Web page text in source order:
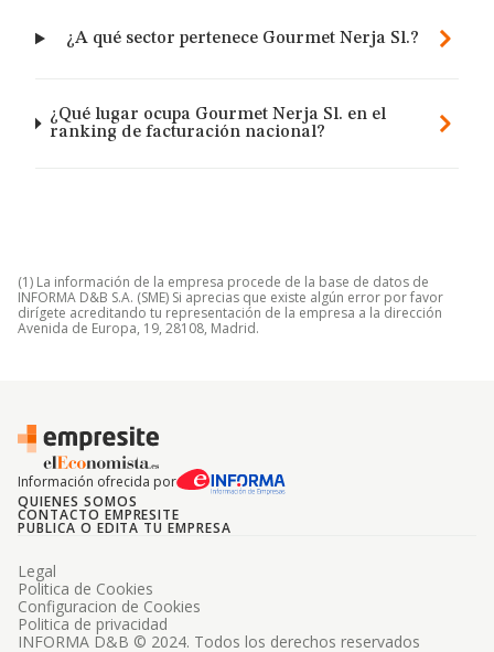
¿A qué sector pertenece Gourmet Nerja Sl.?
¿Qué lugar ocupa Gourmet Nerja Sl. en el
ranking de facturación nacional?
(1) La información de la empresa procede de la base de datos de
INFORMA D&B S.A. (SME) Si aprecias que existe algún error por favor
dirígete acreditando tu representación de la empresa a la dirección
Avenida de Europa, 19, 28108, Madrid.
Información ofrecida por
QUIENES SOMOS
CONTACTO EMPRESITE
PUBLICA O EDITA TU EMPRESA
INFORMA D&B © 2024. Todos los derechos reservados
Legal
Politica de Cookies
Configuracion de Cookies
Politica de privacidad